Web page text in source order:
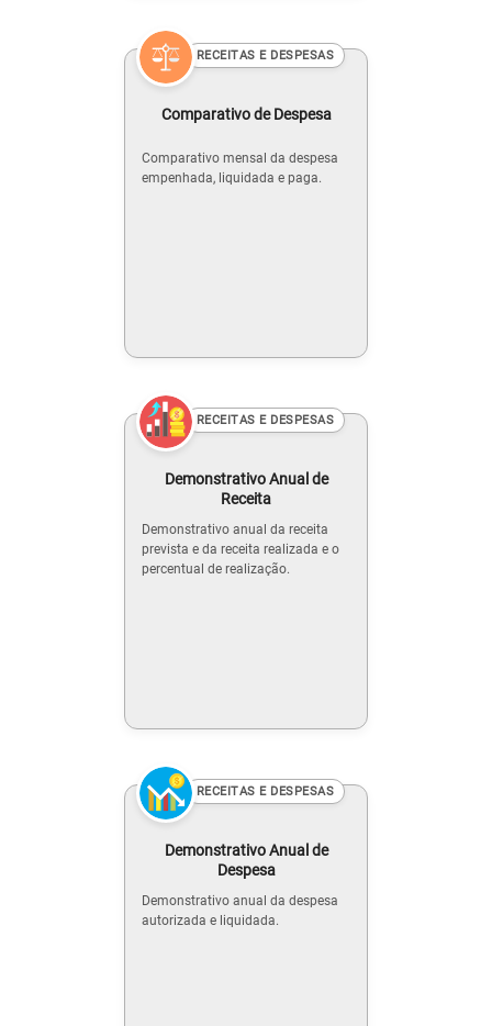
RECEITAS E DESPESAS
Comparativo de Despesa
Comparativo mensal da despesa
empenhada, liquidada e paga.
RECEITAS E DESPESAS
Demonstrativo Anual de
Receita
Demonstrativo anual da receita
prevista e da receita realizada e o
percentual de realização.
RECEITAS E DESPESAS
Demonstrativo Anual de
Despesa
Demonstrativo anual da despesa
autorizada e liquidada.